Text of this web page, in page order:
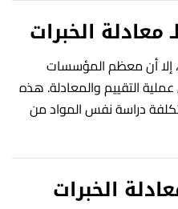
معادلة الخبرات
إلا أن معظم المؤسسات
التقييم والمعادلة. هذه
دراسة نفس المواد من
الخبرات